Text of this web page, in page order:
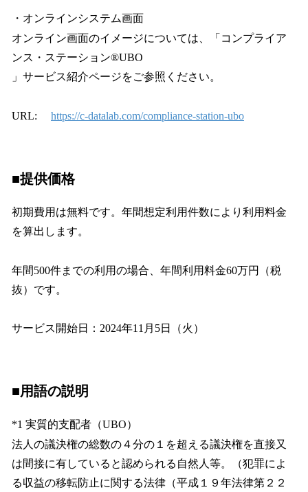
・オンラインシステム画面
オンライン画面のイメージについては、「コンプライア
ンス・ステーション®️UBO
」サービス紹介ページをご参照ください。
URL: https://c-datalab.com/compliance-station-ubo
■提供価格
初期費用は無料です。年間想定利用件数により利用料金
を算出します。
年間500件までの利用の場合、年間利用料金60万円（税
抜）です。
サービス開始日：2024年11月5日（火）
■用語の説明
*1 実質的支配者（UBO）
法人の議決権の総数の４分の１を超える議決権を直接又
は間接に有していると認められる自然人等。（犯罪によ
る収益の移転防止に関する法律（平成１９年法律第２２